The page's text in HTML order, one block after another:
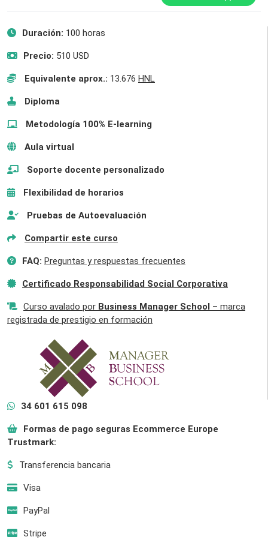
Duración: 100 horas
Precio: 510 USD
Equivalente aprox.: 13.676 HNL
Diploma
Metodología 100% E-learning
Aula virtual
Soporte docente personalizado
Flexibilidad de horarios
Pruebas de Autoevaluación
Compartir este curso
FAQ: Preguntas y respuestas frecuentes
Certificado Responsabilidad Social Corporativa
Curso avalado por Business Manager School – marca
registrada de prestigio en formación
34 601 615 098
Formas de pago seguras Ecommerce Europe
Trustmark:
Transferencia bancaria
Visa
PayPal
Stripe